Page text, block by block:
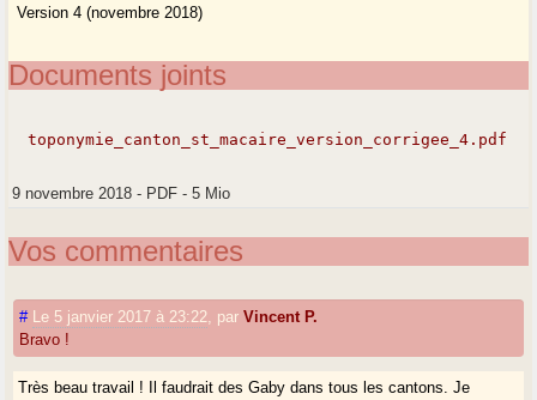
Version 4 (novembre 2018)
Documents joints
toponymie_canton_st_macaire_version_corrigee_4.pdf
9 novembre 2018 - PDF -5 Mio
Vos commentaires
# Le 5 janvier 2017 à 23:22, parVincent P.
Bravo !
Très beau travail ! Il faudrait des Gaby dans tous les cantons. Je